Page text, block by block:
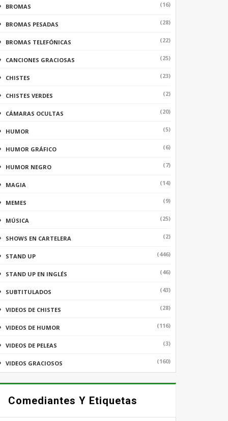
BROMAS (16)
BROMAS PESADAS (28)
BROMAS TELEFÓNICAS (22)
CANCIONES GRACIOSAS (25)
CHISTES (23)
CHISTES VERDES (2)
CÁMARAS OCULTAS (20)
HUMOR (5)
HUMOR GRÁFICO (6)
HUMOR NEGRO (7)
MAGIA (14)
MEMES (9)
MÚSICA (25)
SHOWS EN CARTELERA (2)
STAND UP (446)
STAND UP EN INGLÉS (46)
SUBTITULADOS (43)
VIDEOS DE CHISTES (28)
VIDEOS DE HUMOR (116)
VIDEOS DE PELEAS (3)
VIDEOS GRACIOSOS (160)
Comediantes Y Etiquetas